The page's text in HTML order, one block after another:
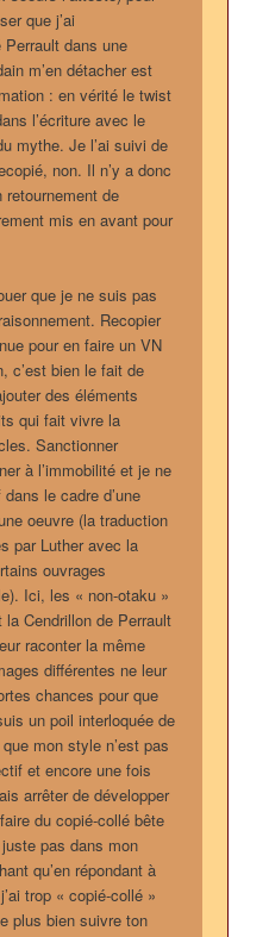
que j’ai
dans une
m’en détacher est
: en vérité le twist
l’écriture avec le
mythe. Je l’ai suivi de
non. Il n’y a donc
de
mis en avant pour
que je ne suis pas
Recopier
pour en faire un VN
c’est bien le fait de
des éléments
qui fait vivre la
Sanctionner
à l’immobilité et je ne
le cadre d’une
oeuvre (la traduction
par Luther avec la
ouvrages
Ici, les « non-otaku »
Cendrillon de Perrault
raconter la même
différentes ne leur
chances pour que
un poil interloquée de
mon style n’est pas
et encore une fois
arrêter de développer
du copié-collé bête
pas dans mon
qu’en répondant à
trop « copié-collé »
plus bien suivre ton